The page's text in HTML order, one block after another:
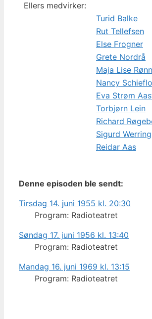
Ellers medvirker:
Turid Balke
Rut Tellefsen
Else Frogner
Grete Nordrå
Maja Lise
Nancy
Eva Strøm
Torbjørn Lein
Richard
Sigurd Werring
Reidar Aas
Denne episoden ble sendt:
Tirsdag 14. juni 1955 kl. 20:30
Program: Radioteatret
Søndag 17. juni 1956 kl. 13:40
Program: Radioteatret
Mandag 16. juni 1969 kl. 13:15
Program: Radioteatret